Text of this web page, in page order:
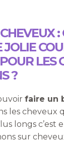
JOLIE
LES
?
faire un
les cheveux
longs c’est
sur